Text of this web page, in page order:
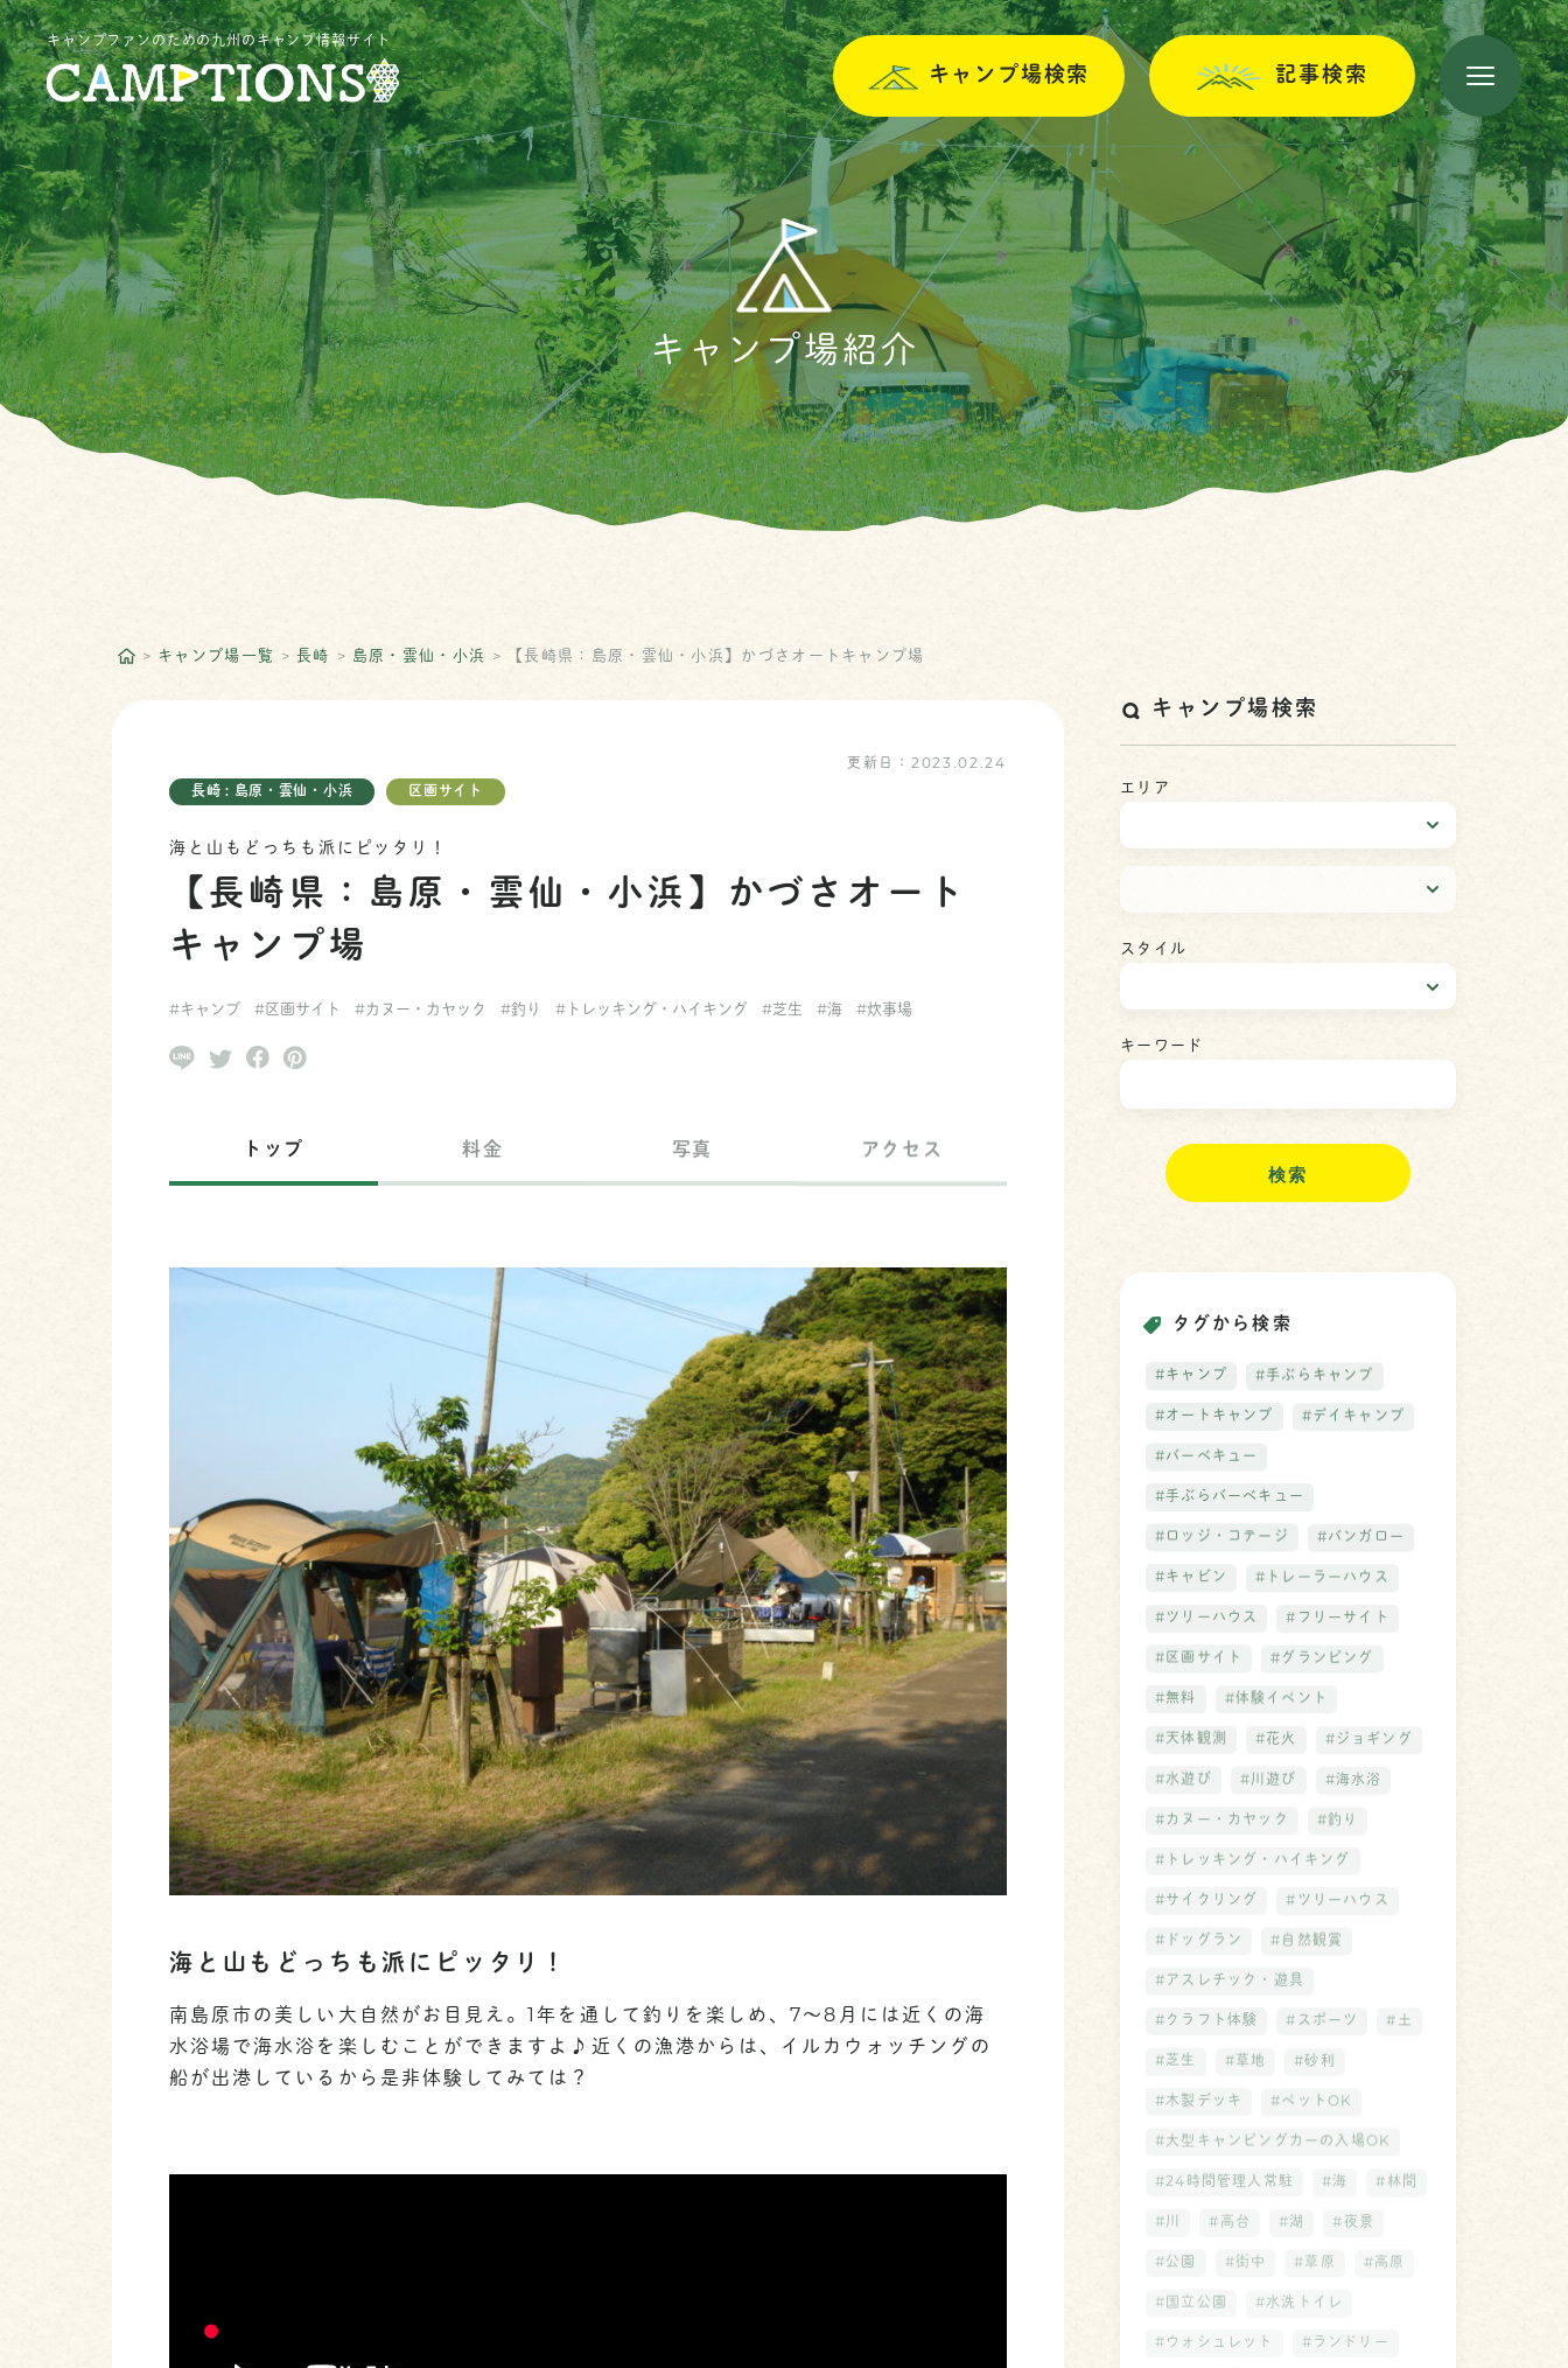
キャンプファンのための九州のキャンプ情報サイト
キャンプ場検索 記事検索
キャンプ場紹介
キャンプ場一覧 長崎 島原・雲仙・小浜 【長崎県：島原・雲仙・小浜】かづさオートキャンプ場
更新日： 2023.02.24
長崎 : 島原・雲仙・小浜
区画サイト
海と山もどっちも派にピッタリ！
【長崎県：島原・雲仙・小浜】かづさオート
キャンプ場
#キャンプ #区画サイト #カヌー・カヤック #釣り #トレッキング・ハイキング #芝生 #海 #炊事場
トップ 料金 写真 アクセス
海と山もどっちも派にピッタリ！
南島原市の美しい大自然がお目見え。1年を通して釣りを楽しめ、7～8月には近くの海
水浴場で海水浴を楽しむことができますよ♪近くの漁港からは、イルカウォッチングの
船が出港しているから是非体験してみては？
キャンプ場検索
エリア
スタイル
キーワード
検
タグから検索
#キャンプ #手ぶらキャンプ
#オートキャンプ #デイキャンプ
#バーベキュー
#手ぶらバーベキュー
#ロッジ・コテージ #バンガロー
#キャビン #トレーラーハウス
#ツリーハウス #フリーサイト
#区画サイト #グランピング
#無料 #体験イベント
#天体観測 #花火 #ジョギング
#水遊び #川遊び #海水浴
#カヌー・カヤック #釣り
#トレッキング・ハイキング
#サイクリング #ツリーハウス
#ドッグラン #自然観賞
#アスレチック・遊具
#クラフト体験 #スポーツ #土
#芝生 #草地 #砂利
#木製デッキ #ペットOK
#大型キャンピングカーの入場OK
#24時間管理人常駐 #海 #林間
#川 #高台 #湖 #夜景
#公園 #街中 #草原 #高原
#国立公園 #水洗トイレ
#ウォシュレット #ランドリー